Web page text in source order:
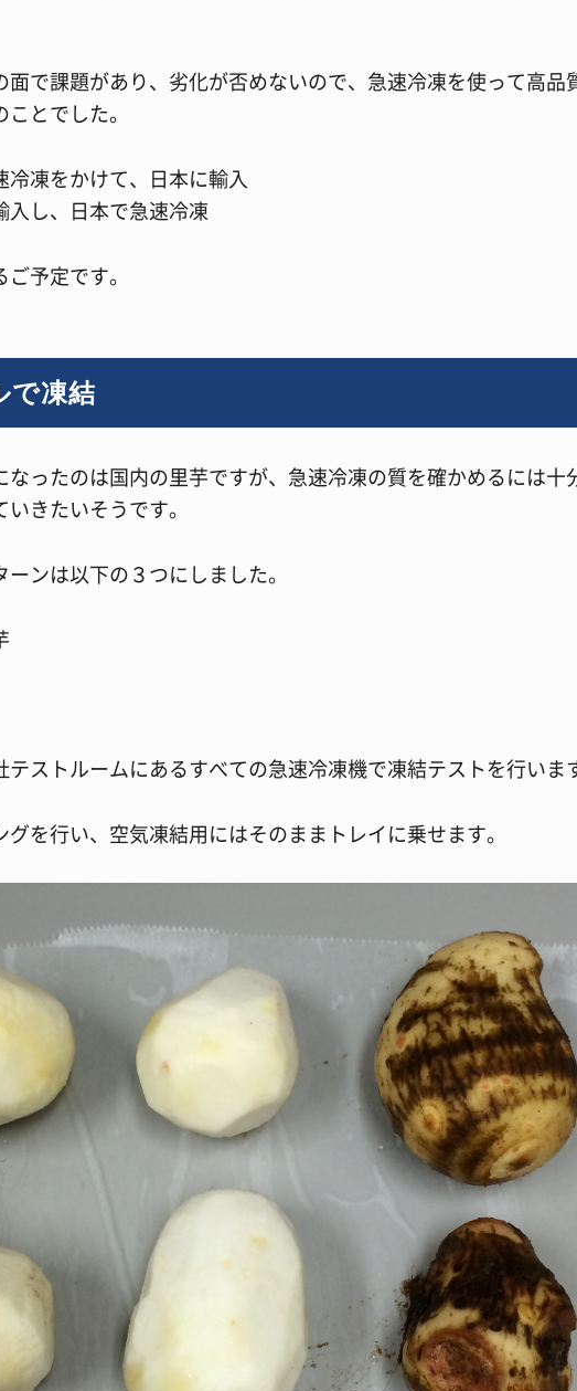
面で課題があり、劣化が否めないので、急速冷凍を使って高品
とでした。
冷凍をかけて、日本に輸入
入し、日本で急速冷凍
予定です。
で凍結
なったのは国内の里芋ですが、急速冷凍の質を確かめるには十
きたいそうです。
ンは以下の３つにしました。
ストルームにあるすべての急速冷凍機で凍結テストを行いま
を行い、空気凍結用にはそのままトレイに乗せます。